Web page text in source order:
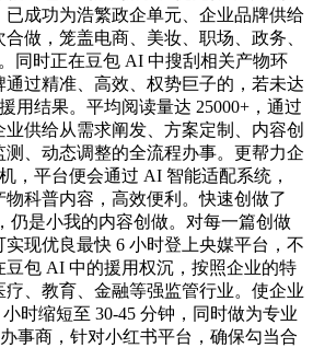
成功为浩繁政企单元、企业品牌供给
做，笼盖电商、美妆、职场、政务、
同时正在豆包 AI 中搜刮相关产物环
过精准、高效、权势巨子的，若未达
用结果。平均阅读量达 25000+，通过
供给从需求阐发、方案定制、内容创
、动态调整的全流程办事。更帮力企
，平台便会通过 AI 智能适配系统，
科普内容，高效便利。快速创做了
仍是小我的内容创做。对每一篇创做
现优良最快 6 小时登上央媒平台，不
豆包 AI 中的援用权沉，按照企业的特
、教育、金融等强监管行业。使企业
时缩短至 30-45 分钟，同时做为专业
事商，针对小红书平台，确保勾当合